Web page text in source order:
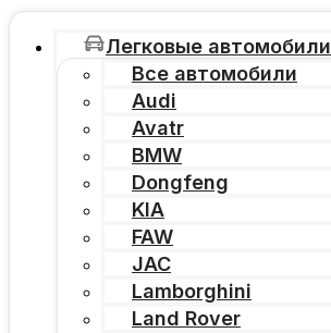
Легковые автомобили
Все автомобили
Audi
Avatr
BMW
Dongfeng
KIA
FAW
JAC
Lamborghini
Land Rover